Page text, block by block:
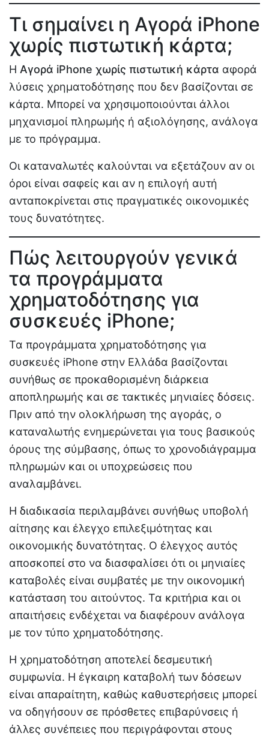
Τι σημαίνει η Αγορά iPhone
χωρίς πιστωτική κάρτα;
Η Αγορά iPhone χωρίς πιστωτική κάρτα αφορά
λύσεις χρηματοδότησης που δεν βασίζονται σε
κάρτα. Μπορεί να χρησιμοποιούνται άλλοι
μηχανισμοί πληρωμής ή αξιολόγησης, ανάλογα
με το πρόγραμμα.
Οι καταναλωτές καλούνται να εξετάζουν αν οι
όροι είναι σαφείς και αν η επιλογή αυτή
ανταποκρίνεται στις πραγματικές οικονομικές
τους δυνατότητες.
Πώς λειτουργούν γενικά
τα προγράμματα
χρηματοδότησης για
συσκευές iPhone;
Τα προγράμματα χρηματοδότησης για
συσκευές iPhone στην Ελλάδα βασίζονται
συνήθως σε προκαθορισμένη διάρκεια
αποπληρωμής και σε τακτικές μηνιαίες δόσεις.
Πριν από την ολοκλήρωση της αγοράς, ο
καταναλωτής ενημερώνεται για τους βασικούς
όρους της σύμβασης, όπως το χρονοδιάγραμμα
πληρωμών και οι υποχρεώσεις που
αναλαμβάνει.
Η διαδικασία περιλαμβάνει συνήθως υποβολή
αίτησης και έλεγχο επιλεξιμότητας και
οικονομικής δυνατότητας. Ο έλεγχος αυτός
αποσκοπεί στο να διασφαλίσει ότι οι μηνιαίες
καταβολές είναι συμβατές με την οικονομική
κατάσταση του αιτούντος. Τα κριτήρια και οι
απαιτήσεις ενδέχεται να διαφέρουν ανάλογα
με τον τύπο χρηματοδότησης.
Η χρηματοδότηση αποτελεί δεσμευτική
συμφωνία. Η έγκαιρη καταβολή των δόσεων
είναι απαραίτητη, καθώς καθυστερήσεις μπορεί
να οδηγήσουν σε πρόσθετες επιβαρύνσεις ή
άλλες συνέπειες που περιγράφονται στους